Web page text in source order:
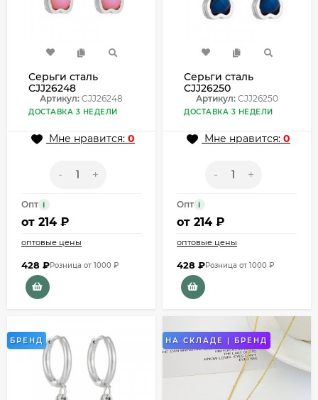
Серьги сталь
CJJ26248
Артикул: CJJ26248
ДОСТАВКА 3 НЕДЕЛИ
Мне нравится: 0
- +
Опт i
от 214 ₽
оптовые цены
428 ₽Розница от 1000 ₽
Серьги сталь
CJJ26250
Артикул:CJJ26250
ДОСТАВКА 3 НЕДЕЛИ
Мне нравится: 0
- +
Опт i
от 214 ₽
оптовые цены
428 ₽Розница от 1000 ₽
БРЕНД НА СКЛАДЕ | БРЕНД